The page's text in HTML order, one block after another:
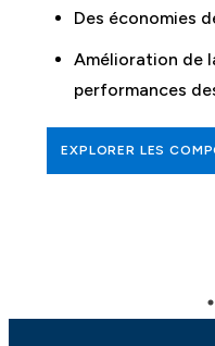
Des économies
Amélioration de
performances
EXPLORER LES